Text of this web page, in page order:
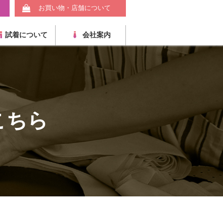
お買い物・店舗について
試着について 会社案内
ら